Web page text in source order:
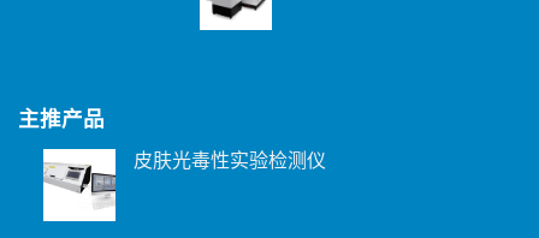
主推产品
皮肤光毒性实验检测仪